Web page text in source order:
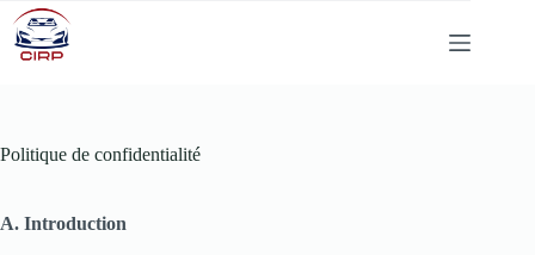
Passer
au
contenu
Politique de confidentialité
A. Introduction